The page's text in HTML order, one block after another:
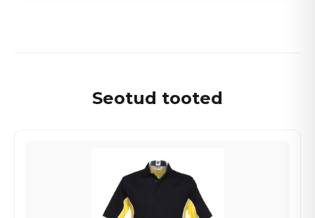
Seotud tooted